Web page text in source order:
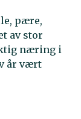
pære,
av stor
næring i
år vært